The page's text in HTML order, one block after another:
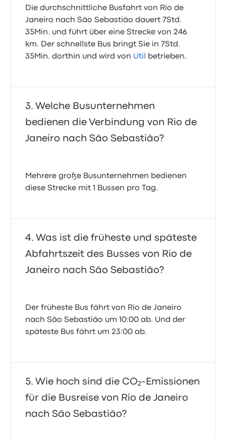
Die durchschnittliche Busfahrt von Rio de
Janeiro nach São Sebastião dauert 7Std.
35Min. und führt über eine Strecke von 246
km. Der schnellste Bus bringt Sie in 7Std.
35Min. dorthin und wird von Util betrieben.
Welche Busunternehmen
bedienen die Verbindung von Rio de
Janeiro nach São Sebastião?
Mehrere große Busunternehmen bedienen
diese Strecke mit 1 Bussen pro Tag.
Was ist die früheste und späteste
Abfahrtszeit des Busses von Rio de
Janeiro nach São Sebastião?
Der früheste Bus fährt von Rio de Janeiro
nach São Sebastião um 10:00 ab. Und der
späteste Bus fährt um 23:00 ab.
Wie hoch sind die CO₂-Emissionen
für die Busreise von Rio de Janeiro
nach São Sebastião?